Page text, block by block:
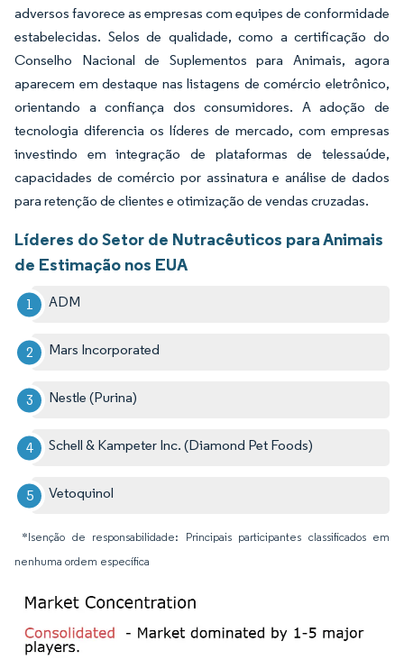
adversos favorece as empresas com equipes de conformidade
estabelecidas. Selos de qualidade, como a certificação do
Conselho Nacional de Suplementos para Animais, agora
aparecem em destaque nas listagens de comércio eletrônico,
orientando a confiança dos consumidores. A adoção de
tecnologia diferencia os líderes de mercado, com empresas
investindo em integração de plataformas de telessaúde,
capacidades de comércio por assinatura e análise de dados
para retenção de clientes e otimização de vendas cruzadas.
Líderes do Setor de Nutracêuticos para Animais
de Estimação nos EUA
ADM
Mars Incorporated
Nestle (Purina)
Schell & Kampeter Inc. (Diamond Pet Foods)
Vetoquinol
*Isenção de responsabilidade: Principais participantes classificados em
nenhuma ordem específica